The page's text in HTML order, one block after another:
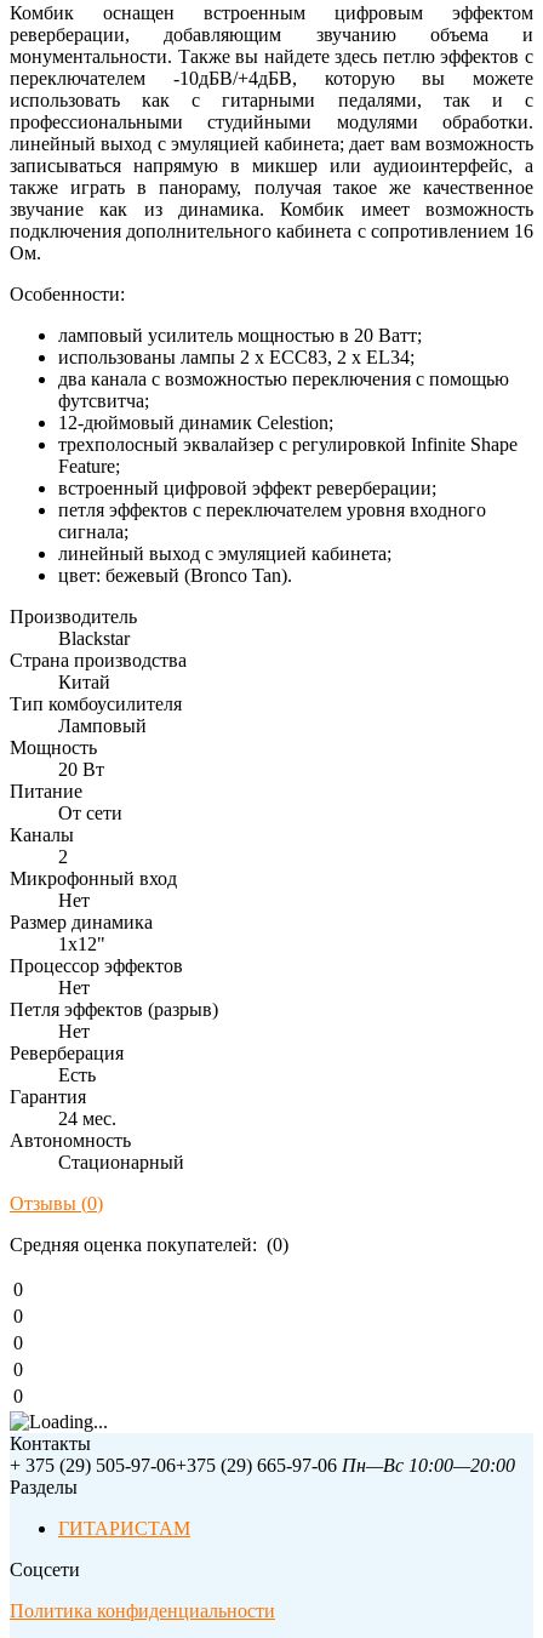
Комбик оснащен встроенным цифровым эффектом
реверберации, добавляющим звучанию объема и
монументальности. Также вы найдете здесь петлю эффектов с
переключателем -10дБВ/+4дБВ, которую вы можете
использовать как с гитарными педалями, так и с
профессиональными студийными модулями обработки.
линейный выход с эмуляцией кабинета; дает вам возможность
записываться напрямую в микшер или аудиоинтерфейс, а
также играть в панораму, получая такое же качественное
звучание как из динамика. Комбик имеет возможность
подключения дополнительного кабинета с сопротивлением 16
Ом.
Особенности:
ламповый усилитель мощностью в 20 Ватт;
использованы лампы 2 x ECC83, 2 x EL34;
два канала с возможностью переключения с помощью
футсвитча;
12-дюймовый динамик Celestion;
трехполосный эквалайзер с регулировкой Infinite Shape
Feature;
встроенный цифровой эффект реверберации;
петля эффектов с переключателем уровня входного
сигнала;
линейный выход с эмуляцией кабинета;
цвет: бежевый (Bronco Tan).
Производитель
Blackstar
Страна производства
Китай
Тип комбоусилителя
Ламповый
Мощность
20 Вт
Питание
От сети
Каналы
2
Микрофонный вход
Нет
Размер динамика
1x12"
Процессор эффектов
Нет
Петля эффектов (разрыв)
Нет
Реверберация
Есть
Гарантия
24 мес.
Автономность
Стационарный
Отзывы (0)
Средняя оценка покупателей: (0)
0
0
0
0
0
Контакты
+ 375 (29) 505-97-06+375 (29) 665-97-06 Пн—Вс 10:00—20:00
Разделы
ГИТАРИСТАМ
Соцсети
Политика конфиденциальности